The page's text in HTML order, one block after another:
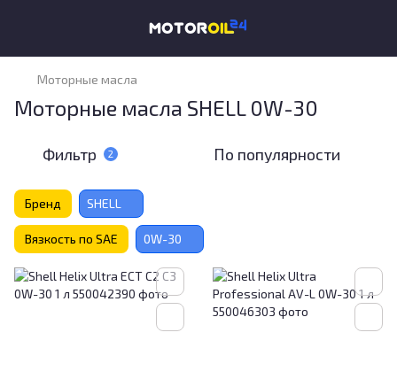
Моторные масла
Моторные масла SHELL 0W-30
Фильтр 2 По популярности
Бренд SHELL
Вязкость по SAE 0W-30